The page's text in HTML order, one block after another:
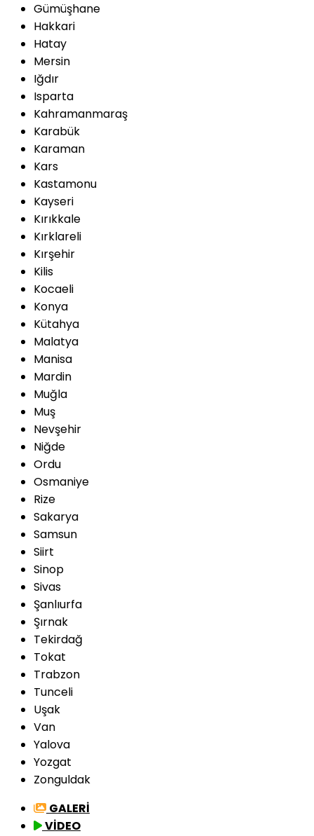
Gümüşhane
Hakkari
Hatay
Mersin
Iğdır
Isparta
Kahramanmaraş
Karabük
Karaman
Kars
Kastamonu
Kayseri
Kırıkkale
Kırklareli
Kırşehir
Kilis
Kocaeli
Konya
Kütahya
Malatya
Manisa
Mardin
Muğla
Muş
Nevşehir
Niğde
Ordu
Osmaniye
Rize
Sakarya
Samsun
Siirt
Sinop
Sivas
Şanlıurfa
Şırnak
Tekirdağ
Tokat
Trabzon
Tunceli
Uşak
Van
Yalova
Yozgat
Zonguldak
GALERİ
VİDEO